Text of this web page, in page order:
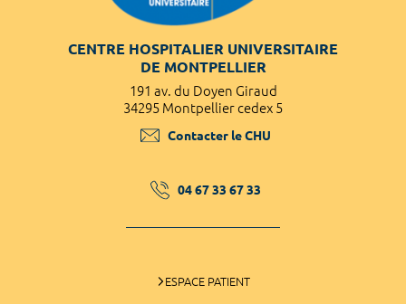
CENTRE HOSPITALIER UNIVERSITAIRE
DE MONTPELLIER
191 av. du Doyen Giraud
34295 Montpellier cedex 5
Contacter le CHU
04 67 33 67 33
ESPACE PATIENT